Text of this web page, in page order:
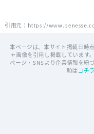
本ページは、本サイト掲載日時
ャ画像を引用し掲載しています
ページ・SNSより企業情報を紐
頼はコチラ